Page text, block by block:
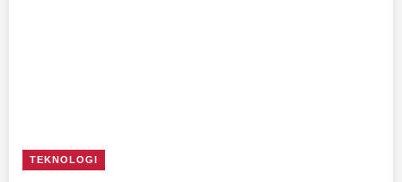
TEKNOLOGI